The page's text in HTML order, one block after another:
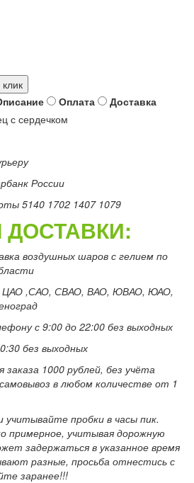
Оплата
Доставка
с сердечком
России
5140 1702 1407 1079
воздушных шаров с гелием по
ЦАО ,САО, СВАО, ВАО, ЮВАО, ЮАО,
с 9:00 до 22:00 без выходных
без выходных
1000 рублей, без учёта
в любом количестве от 1
пробки в часы пик.
примерное, учитывая дорожную
задержаться в указанное время
разные, просьба отнестись с
заранее!!!